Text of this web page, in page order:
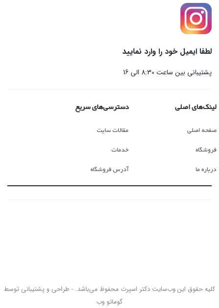
لطفا ایمیل خود را وارد نمایید
پشتیبانی بین ساعت 8:30 الی 16
لینک‌های اصلی
صفحه اصلی
فروشگاه
درباره ما
دسترسی‌های سریع
مقالات سایت
خدمات
آدرس فروشگاه
کلیه حقوق این وب‌سایت دکتر اسپرت محفوظ می‌باشد. - طراحی و پشتیبانی توسط
گوماتو وب